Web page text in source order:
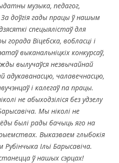
музыка, педагог,
доўгія гады працы ў нашым
спецыялістаў для
горада Віцебска, вобласці і
выканальніцкіх конкурсаў,
вылучаўся незвычайнай
адукаванасцю, чалавечнасцю,
і калегаў па працы.
не абыходзіліся без удзелу
Мы ніколі не
былі рады бачыць яго на
Выказваем глыбокія
Рубінчыка Ільі Барысавіча.
ў нашых сэрцах!